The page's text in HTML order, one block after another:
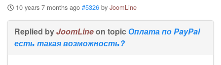
10 years 7 months ago #5326 by JoomLine
Replied byJoomLineon topic Оплата по PayPal
есть такая возможность?